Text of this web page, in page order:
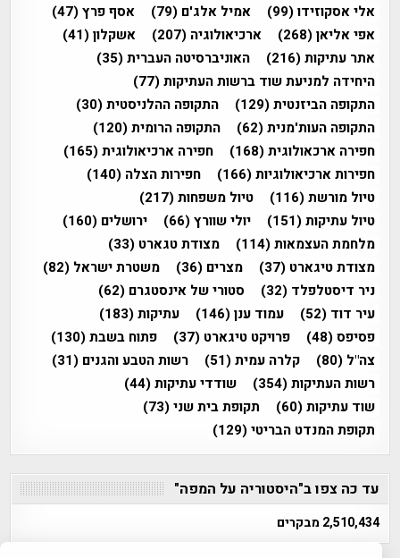
אלי אסקוזידו(99) אמיל אלג'ם (79) אסף פרץ(47)
אפי אליאן(268) ארכיאולוגיה (207) אשקלון(41)
אתר עתיקות(216) האוניברסיטה העברית(35)
היחידה למניעת שוד ברשות העתיקות(77)
התקופה הביזנטית(129) התקופה ההלניסטית(30)
התקופה העות'מנית(62) התקופה הרומית(120)
חפירה ארכאולוגית(168) חפירה ארכיאולוגית(165)
חפירות ארכיאולוגיות(166) חפירות הצלה (140)
טיול מורשת(116) טיול משפחות(217)
טיול עתיקות(151) יולי שוורץ(66) ירושלים (160)
מלחמת העצמאות(114) מצודת טגארט (33)
מצודת טיגארט (37) מצרים (36) משטרת ישראל (82)
ניר דיסטלפלד (32) סטורי של אינסטגרם (62)
עיר דוד (52) עמוד ענן(146) עתיקות(183)
פסיפס(48) פרויקט טיגארט (37) פתוח בשבת(130)
צה"ל (80) קלרה עמית(51) רשות הטבע והגנים (31)
רשות העתיקות(354) שודדי עתיקות(44)
שוד עתיקות(60) תקופת בית שני(73)
תקופת המנדט הבריטי(129)
עד כה צפו ב"היסטוריה על המפה"
2,510,434 מבקרים